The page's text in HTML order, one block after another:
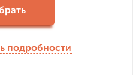
подробности